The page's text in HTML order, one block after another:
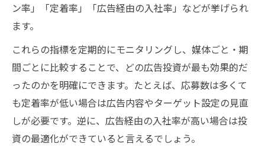
ン率」「定着率」「広告経由の入社率」などが挙げられ
ます。
これらの指標を定期的にモニタリングし、媒体ごと・期
間ごとに比較することで、どの広告投資が最も効果的だ
ったのかを明確にできます。たとえば、応募数は多くて
も定着率が低い場合は広告内容やターゲット設定の見直
しが必要です。逆に、広告経由の入社率が高い場合は投
資の最適化ができていると言えるでしょう。